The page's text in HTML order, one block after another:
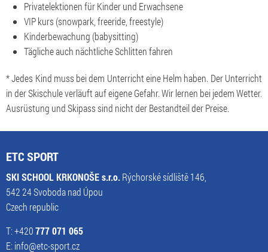
Privatelektionen für Kinder und Erwachsene
VIP kurs (snowpark, freeride, freestyle)
Kinderbewachung (babysitting)
Tägliche auch nächtliche Schlitten fahren
* Jedes Kind muss bei dem Unterricht eine Helm haben. Der Unterricht
in der Skischule verläuft auf eigene Gefahr. Wir lernen bei jedem Wetter.
Ausrüstung und Skipass sind nicht der Bestandteil der Preise.
ETC SPORT
SKI SCHOOL KRKONOŠE s.r.o.Rýchorské sídliště 146,
542 24 Svoboda nad Úpou
Czech republic
T: +420777 071 065
E: info@etc-sport.cz